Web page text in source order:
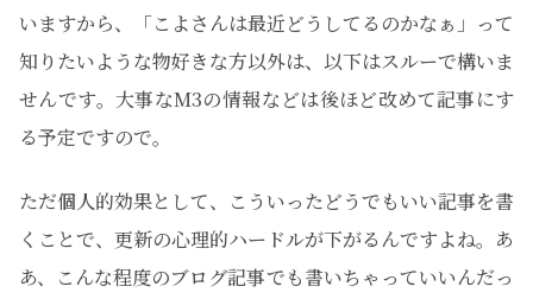
いますから、「こよさんは最近どうしてるのかなぁ」って
知りたいような物好きな方以外は、以下はスルーで構いま
せんです。大事なM3の情報などは後ほど改めて記事にす
る予定ですので。
ただ個人的効果として、こういったどうでもいい記事を書
くことで、更新の心理的ハードルが下がるんですよね。あ
あ、こんな程度のブログ記事でも書いちゃっていいんだっ